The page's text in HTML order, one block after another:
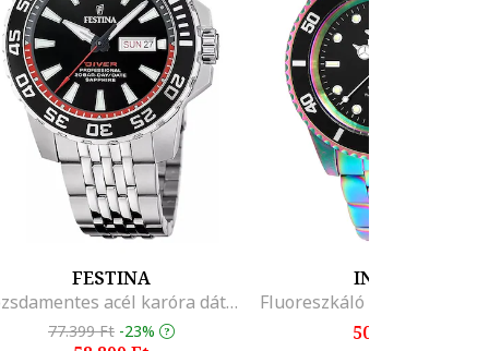
FESTINA
Rozsdamentes acél karóra dátum alkijelzővel, Ezüstszín
77.399 Ft -23%
INVICTA
50.999 Ft